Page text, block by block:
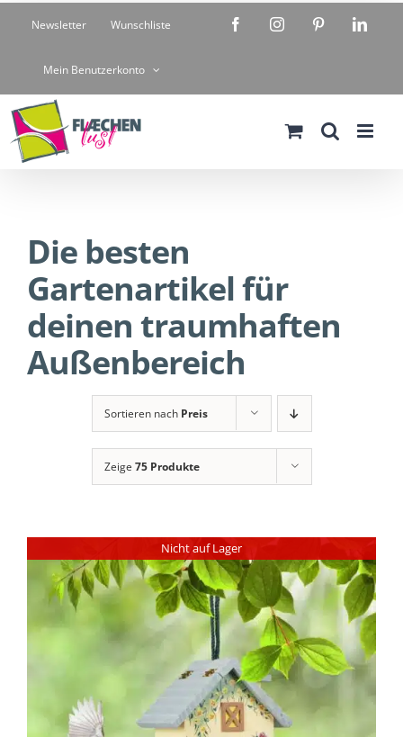
springen
Newsletter Wunschliste
Mein Benutzerkonto
FacebookInstagramPinterest
Die besten
Gartenartikel für
deinen traumhaften
Außenbereich
Sortieren nach Preis
Zeige 75 Produkte
Nicht auf Lager
DETAILS